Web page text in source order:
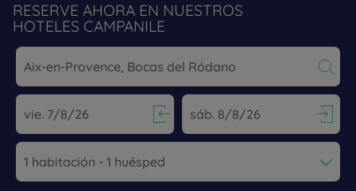
RESERVE AHORA EN NUESTROS
HOTELES CAMPANILE
Navigate forward to interact with the calendar and select a
Navigate backward to interact